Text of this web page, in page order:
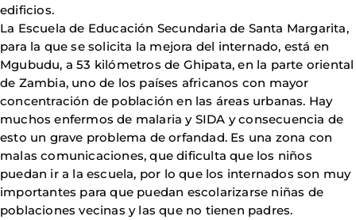
edificios.
La Escuela de Educación Secundaria de Santa Margarita,
para la que se solicita la mejora del internado, está en
Mgubudu, a 53 kilómetros de Ghipata, en la parte oriental
de Zambia, uno de los países africanos con mayor
concentración de población en las áreas urbanas. Hay
muchos enfermos de malaria y SIDA y consecuencia de
esto un grave problema de orfandad. Es una zona con
malas comunicaciones, que dificulta que los niños
puedan ir a la escuela, por lo que los internados son muy
importantes para que puedan escolarizarse niñas de
poblaciones vecinas y las que no tienen padres.